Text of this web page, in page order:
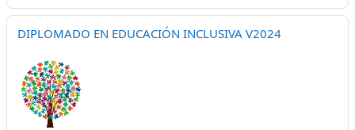
DIPLOMADO EN EDUCACIÓN INCLUSIVA V2024